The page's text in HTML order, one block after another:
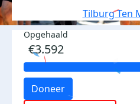
Tilburg Ten
Opgehaald
€3.592
Doneer